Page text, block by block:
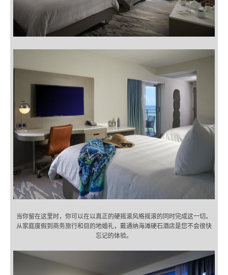
当你留在这里时，你可以在以真正的硬摇滚风格摇滚的同时完成这一切。
从家庭度假到商务旅行和目的地婚礼，戴通纳海滩硬石酒店是您不会很快
忘记的体验。